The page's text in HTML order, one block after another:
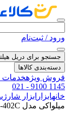
ورود / ثبت‌نام
جستجو برای دریل
دسته‌بندی کالاها
فروش ویژهخدمات
021 - 9100 1145
خانهابزار ابزار شارژی
میلواکی مدل M12 CDD-402C